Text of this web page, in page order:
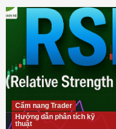
Cẩm nang Trader
Hướng dẫn phân tích kỹ
thuật